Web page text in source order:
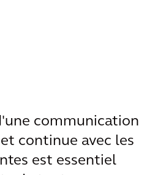
communication
continue avec les
est essentiel